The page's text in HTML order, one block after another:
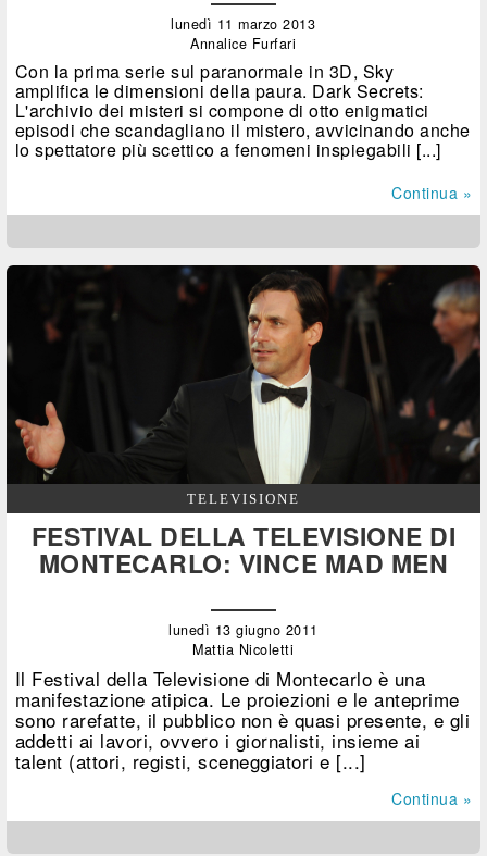
lunedì 11 marzo 2013
Annalice Furfari
Con la prima serie sul paranormale in 3D, Sky
amplifica le dimensioni della paura. Dark Secrets:
L'archivio dei misteri si compone di otto enigmatici
episodi che scandagliano il mistero, avvicinando anche
lo spettatore più scettico a fenomeni inspiegabili [...]
Continua »
TELEVISIONE
FESTIVAL DELLA TELEVISIONE DI
MONTECARLO: VINCE MAD MEN
lunedì 13 giugno 2011
Mattia Nicoletti
Il Festival della Televisione di Montecarlo è una
manifestazione atipica. Le proiezioni e le anteprime
sono rarefatte, il pubblico non è quasi presente, e gli
addetti ai lavori, ovvero i giornalisti, insieme ai
talent (attori, registi, sceneggiatori e [...]
Continua »